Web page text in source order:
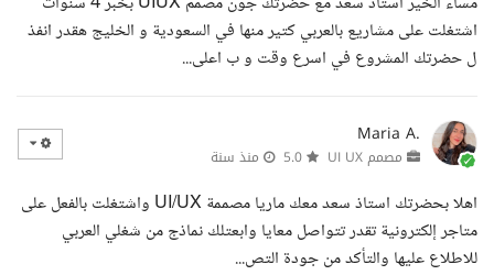
اشتغلت على مشاريع بالعربي كتير منها في السعودية و الخليج هقدر انفذ
ل حضرتك المشروع في اسرع وقت و ب اعلى...
Maria A.
مصمم UI UX منذ سنة
اهلا بحضرتك استاذ سعد معك ماريا مصممة UI/UX واشتغلت بالفعل على
متاجر إلكترونية تقدر تتواصل معايا وابعتلك نماذج من شغلي العربي
للاطلاع عليها والتأكد من جودة التص...